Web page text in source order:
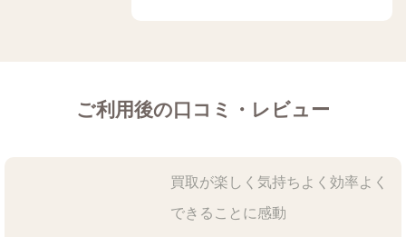
ご利用後の口コミ・レビュー
買取が楽しく気持ちよく効率よく
できることに感動